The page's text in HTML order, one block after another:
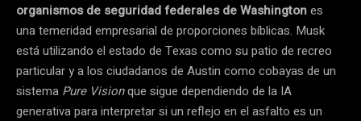
organismos de seguridad federales de Washingtones
una temeridad empresarial de proporciones bíblicas. Musk
está utilizando el estado de Texas como su patio de recreo
particular y a los ciudadanos de Austin como cobayas de un
sistema Pure Visionque sigue dependiendo de la IA
generativa para interpretar si un reflejo en el asfalto es un